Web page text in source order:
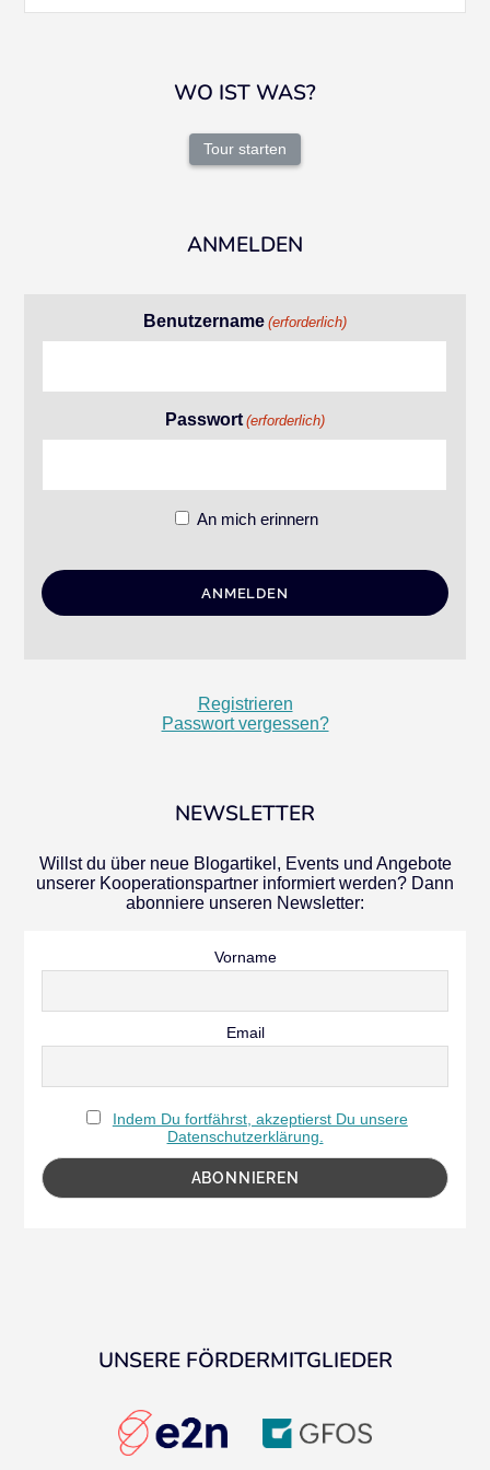
WO IST WAS?
Tour starten
ANMELDEN
Benutzername (erforderlich)
Passwort (erforderlich)
An mich erinnern
Registrieren
Passwort vergessen?
NEWSLETTER
Willst du über neue Blogartikel, Events und Angebote
unserer Kooperationspartner informiert werden? Dann
abonniere unseren Newsletter:
Vorname
Email
Indem Du fortfährst, akzeptierst Du unsere
Datenschutzerklärung.
UNSERE FÖRDERMITGLIEDER